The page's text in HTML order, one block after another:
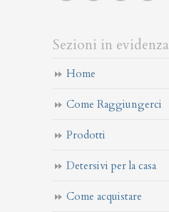
Sezioni in evidenza
Home
Come Raggiungerci
Prodotti
Detersivi per la casa
Come acquistare